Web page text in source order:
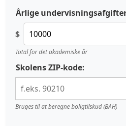
Årlige
$
Total for det akademiske år
Skolens ZIP-kode:
Bruges til at beregne boligtilskud (BAH)